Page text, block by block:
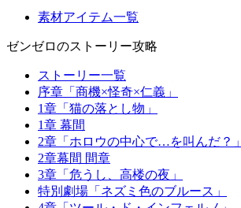
素材アイテム一覧
ゼンゼロのストーリー攻略
ストーリー一覧
序章「商機×怪奇×仁義」
1章「猫の落とし物」
1章 幕間
2章「ホロウの中心で…を叫んだ？」
2章幕間 間章
3章「危うし、高楼の夜」
特別劇場「ネズミ色のブルース」